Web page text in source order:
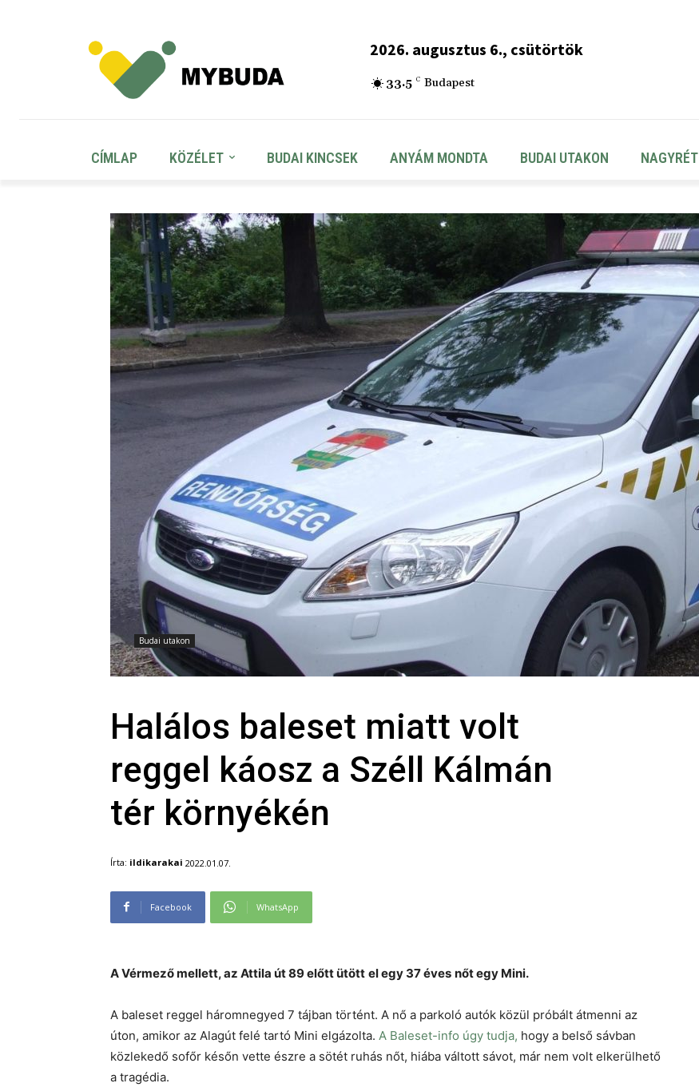
2026. augusztus 6., csütörtök
33.5 C Budapest
CÍMLAP KÖZÉLET BUDAI KINCSEK ANYÁM MONDTA BUDAI UTAKON NAGYRÉT
Budai utakon
Halálos baleset miatt volt
reggel káosz a Széll Kálmán
tér környékén
Írta: ildikarakai 2022.01.07.
Facebook WhatsApp
A Vérmező mellett, az Attila út 89 előtt ütött el egy 37 éves nőt egy Mini.
A baleset reggel háromnegyed 7 tájban történt. A nő a parkoló autók közül próbált átmenni az
úton, amikor az Alagút felé tartó Mini elgázolta. A Baleset-info úgy tudja, hogy a belső sávban
közlekedő sofőr későn vette észre a sötét ruhás nőt, hiába váltott sávot, már nem volt elkerülhető
a tragédia.